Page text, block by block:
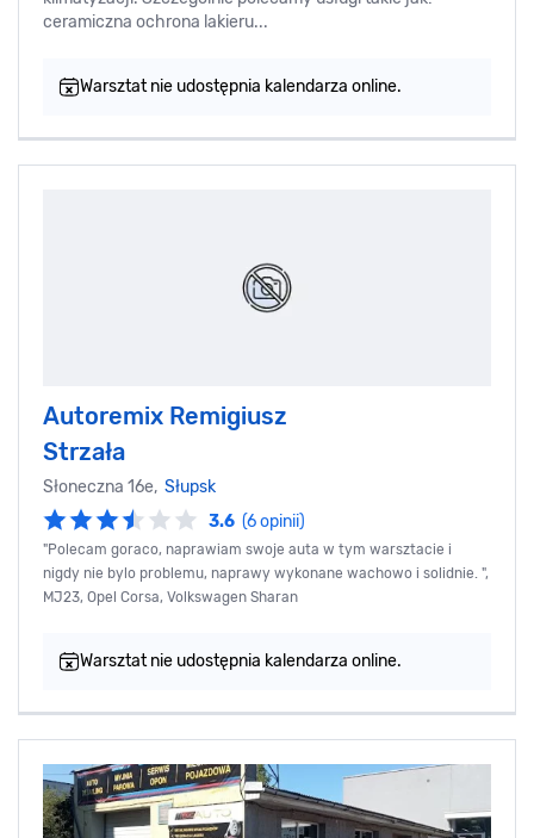
ceramiczna ochrona lakieru...
Warsztat nie udostępnia kalendarza online.
Autoremix Remigiusz
Strzała
Słoneczna 16e, Słupsk
3.6 (6 opinii)
"Polecam goraco, naprawiam swoje auta w tym warsztacie i
nigdy nie bylo problemu, naprawy wykonane wachowo i solidnie. ",
MJ23, Opel Corsa, Volkswagen Sharan
Warsztat nie udostępnia kalendarza online.